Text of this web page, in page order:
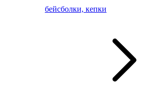
бейсболки, кепки